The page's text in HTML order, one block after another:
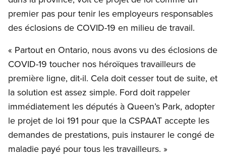
premier pas pour tenir les employeurs responsables
des éclosions de COVID-19 en milieu de travail.
« Partout en Ontario, nous avons vu des éclosions de
COVID-19 toucher nos héroïques travailleurs de
première ligne, dit-il. Cela doit cesser tout de suite, et
la solution est assez simple. Ford doit rappeler
immédiatement les députés à Queen’s Park, adopter
le projet de loi 191 pour que la CSPAAT accepte les
demandes de prestations, puis instaurer le congé de
maladie payé pour tous les travailleurs. »